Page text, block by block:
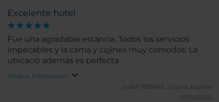
Excelente hotel
Fue una agradable estància. Todos los servicios
impecables y la cama y cojines muy comodos. La
ubicació además es perfecta
Mostrar información
judithT6939AE. Girona, España
07/01/2026